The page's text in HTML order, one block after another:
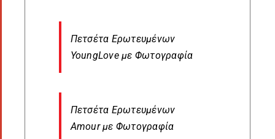
Πετσέτα Ερωτευμένων
YoungLove με Φωτογραφία
Πετσέτα Ερωτευμένων
Amour με Φωτογραφία